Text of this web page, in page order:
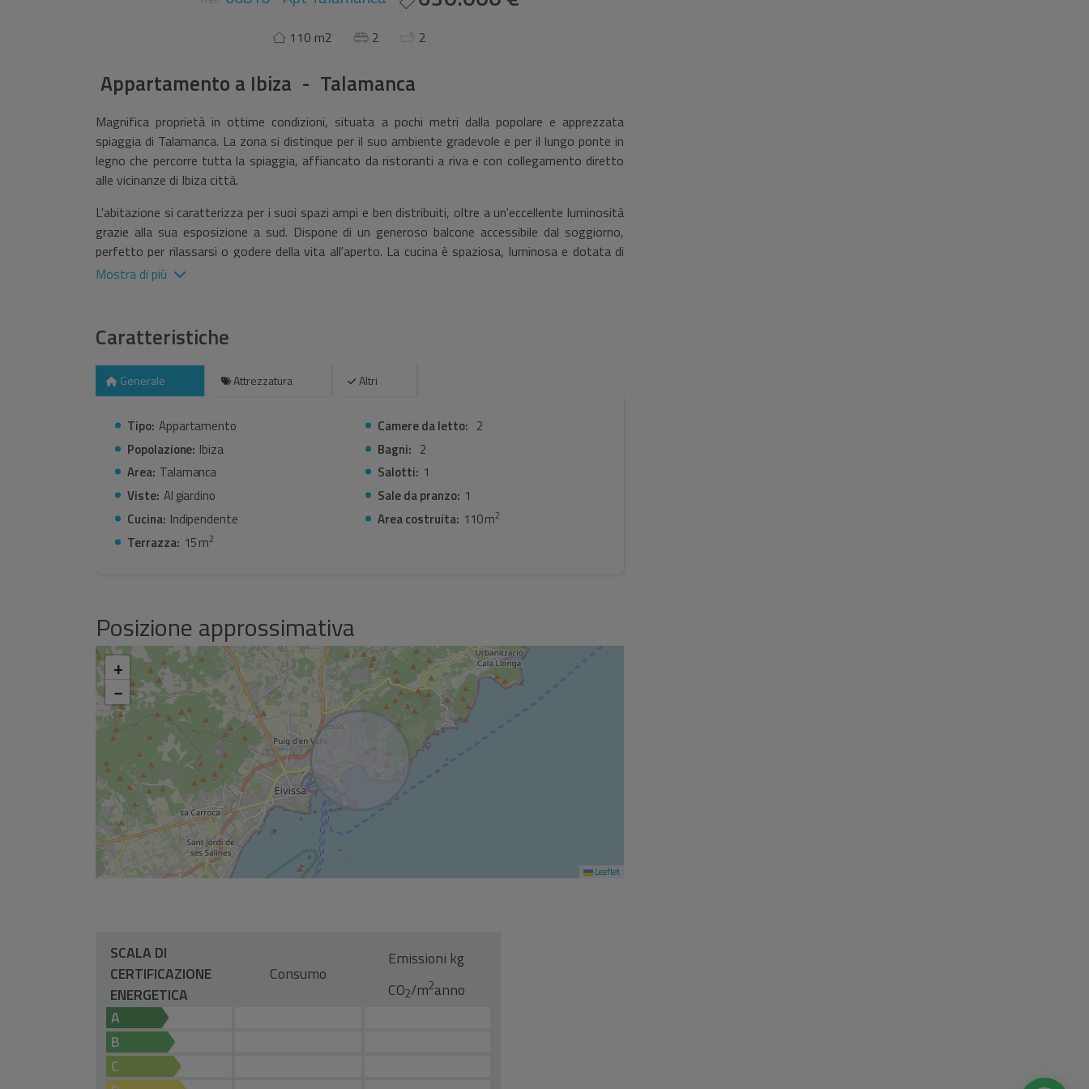
110 m2 2 2
Appartamento a Ibiza - Talamanca
Magnifica proprietà in ottime condizioni, situata a pochi metri dalla popolare e apprezzata
spiaggia di Talamanca. La zona si distinque per il suo ambiente gradevole e per il lungo ponte in
legno che percorre tutta la spiaggia, affiancato da ristoranti a riva e con collegamento diretto
alle vicinanze di Ibiza città.
L'abitazione si caratterizza per i suoi spazi ampi e ben distribuiti, oltre a un'eccellente luminosità
grazie alla sua esposizione a sud. Dispone di un generoso balcone accessibile dal soggiorno,
perfetto per rilassarsi o godere della vita all'aperto. La cucina è spaziosa, luminosa e dotata di
zona pranzo.
e trasporto pubblico. A solo 5 minuti in auto dal centro di Ibiza.
Mostra di più
Caratteristiche
Generale Attrezzatura Altri
Tipo: Appartamento Camere da letto: 2
Popolazione: Ibiza Bagni: 2
Area: Talamanca Salotti: 1
Viste: Al giardino Sale da pranzo: 1
Cucina: Indipendente Area costruita: 110 m2
Terrazza: 15 m2
Posizione approssimativa
+
−
Leaflet
SCALA DI
CERTIFICAZIONE
ENERGETICA
Consumo
Emissioni kg
CO2/m2anno
A
B
C